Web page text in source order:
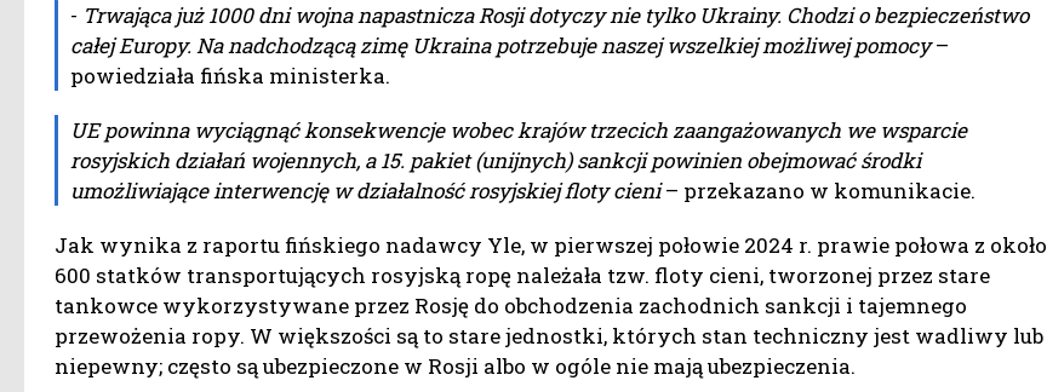
- Trwająca już 1000 dni wojna napastnicza Rosji dotyczy nie tylko Ukrainy. Chodzi o bezpieczeństwo
całej Europy. Na nadchodzącą zimę Ukraina potrzebuje naszej wszelkiej możliwej pomocy–
powiedziała fińska ministerka.
UE powinna wyciągnąć konsekwencje wobec krajów trzecich zaangażowanych we wsparcie
rosyjskich działań wojennych, a 15. pakiet (unijnych) sankcji powinien obejmować środki
umożliwiające interwencję w działalność rosyjskiej floty cieni– przekazano w komunikacie.
Jak wynika z raportu fińskiego nadawcy Yle, w pierwszej połowie 2024 r. prawie połowa z około
600 statków transportujących rosyjską ropę należała tzw. floty cieni, tworzonej przez stare
tankowce wykorzystywane przez Rosję do obchodzenia zachodnich sankcji i tajemnego
przewożenia ropy. W większości są to stare jednostki, których stan techniczny jest wadliwy lub
niepewny; często są ubezpieczone w Rosji albo w ogóle nie mają ubezpieczenia.